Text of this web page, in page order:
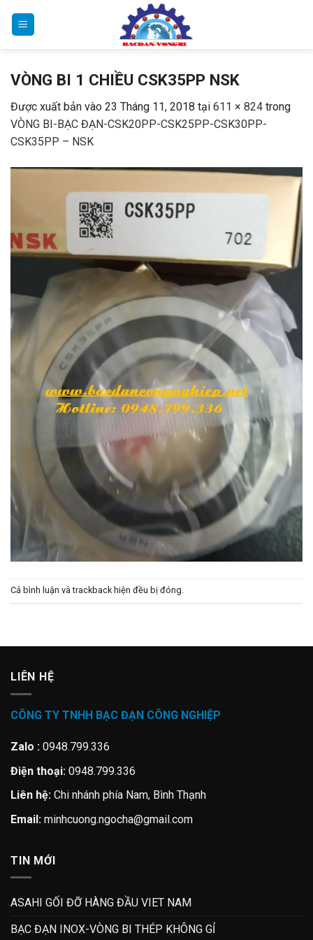
VÒNG BI 1 CHIỀU CSK35PP NSK
Được xuất bản vào 23 Tháng 11, 2018 tại 611 × 824 trong
VÒNG BI-BẠC ĐẠN-CSK20PP-CSK25PP-CSK30PP-
CSK35PP – NSK
Cả bình luận và trackback hiện đều bị đóng.
LIÊN HỆ
CÔNG TY TNHH BẠC ĐẠN CÔNG NGHIỆP
Zalo : 0948.799.336
Điện thoại: 0948.799.336
Liên hệ: Chi nhánh phía Nam, Bình Thạnh
Email: minhcuong.ngocha@gmail.com
TIN MỚI
ASAHI GỐI ĐỠ HÀNG ĐẦU VIET NAM
BẠC ĐẠN INOX-VÒNG BI THÉP KHÔNG GỈ